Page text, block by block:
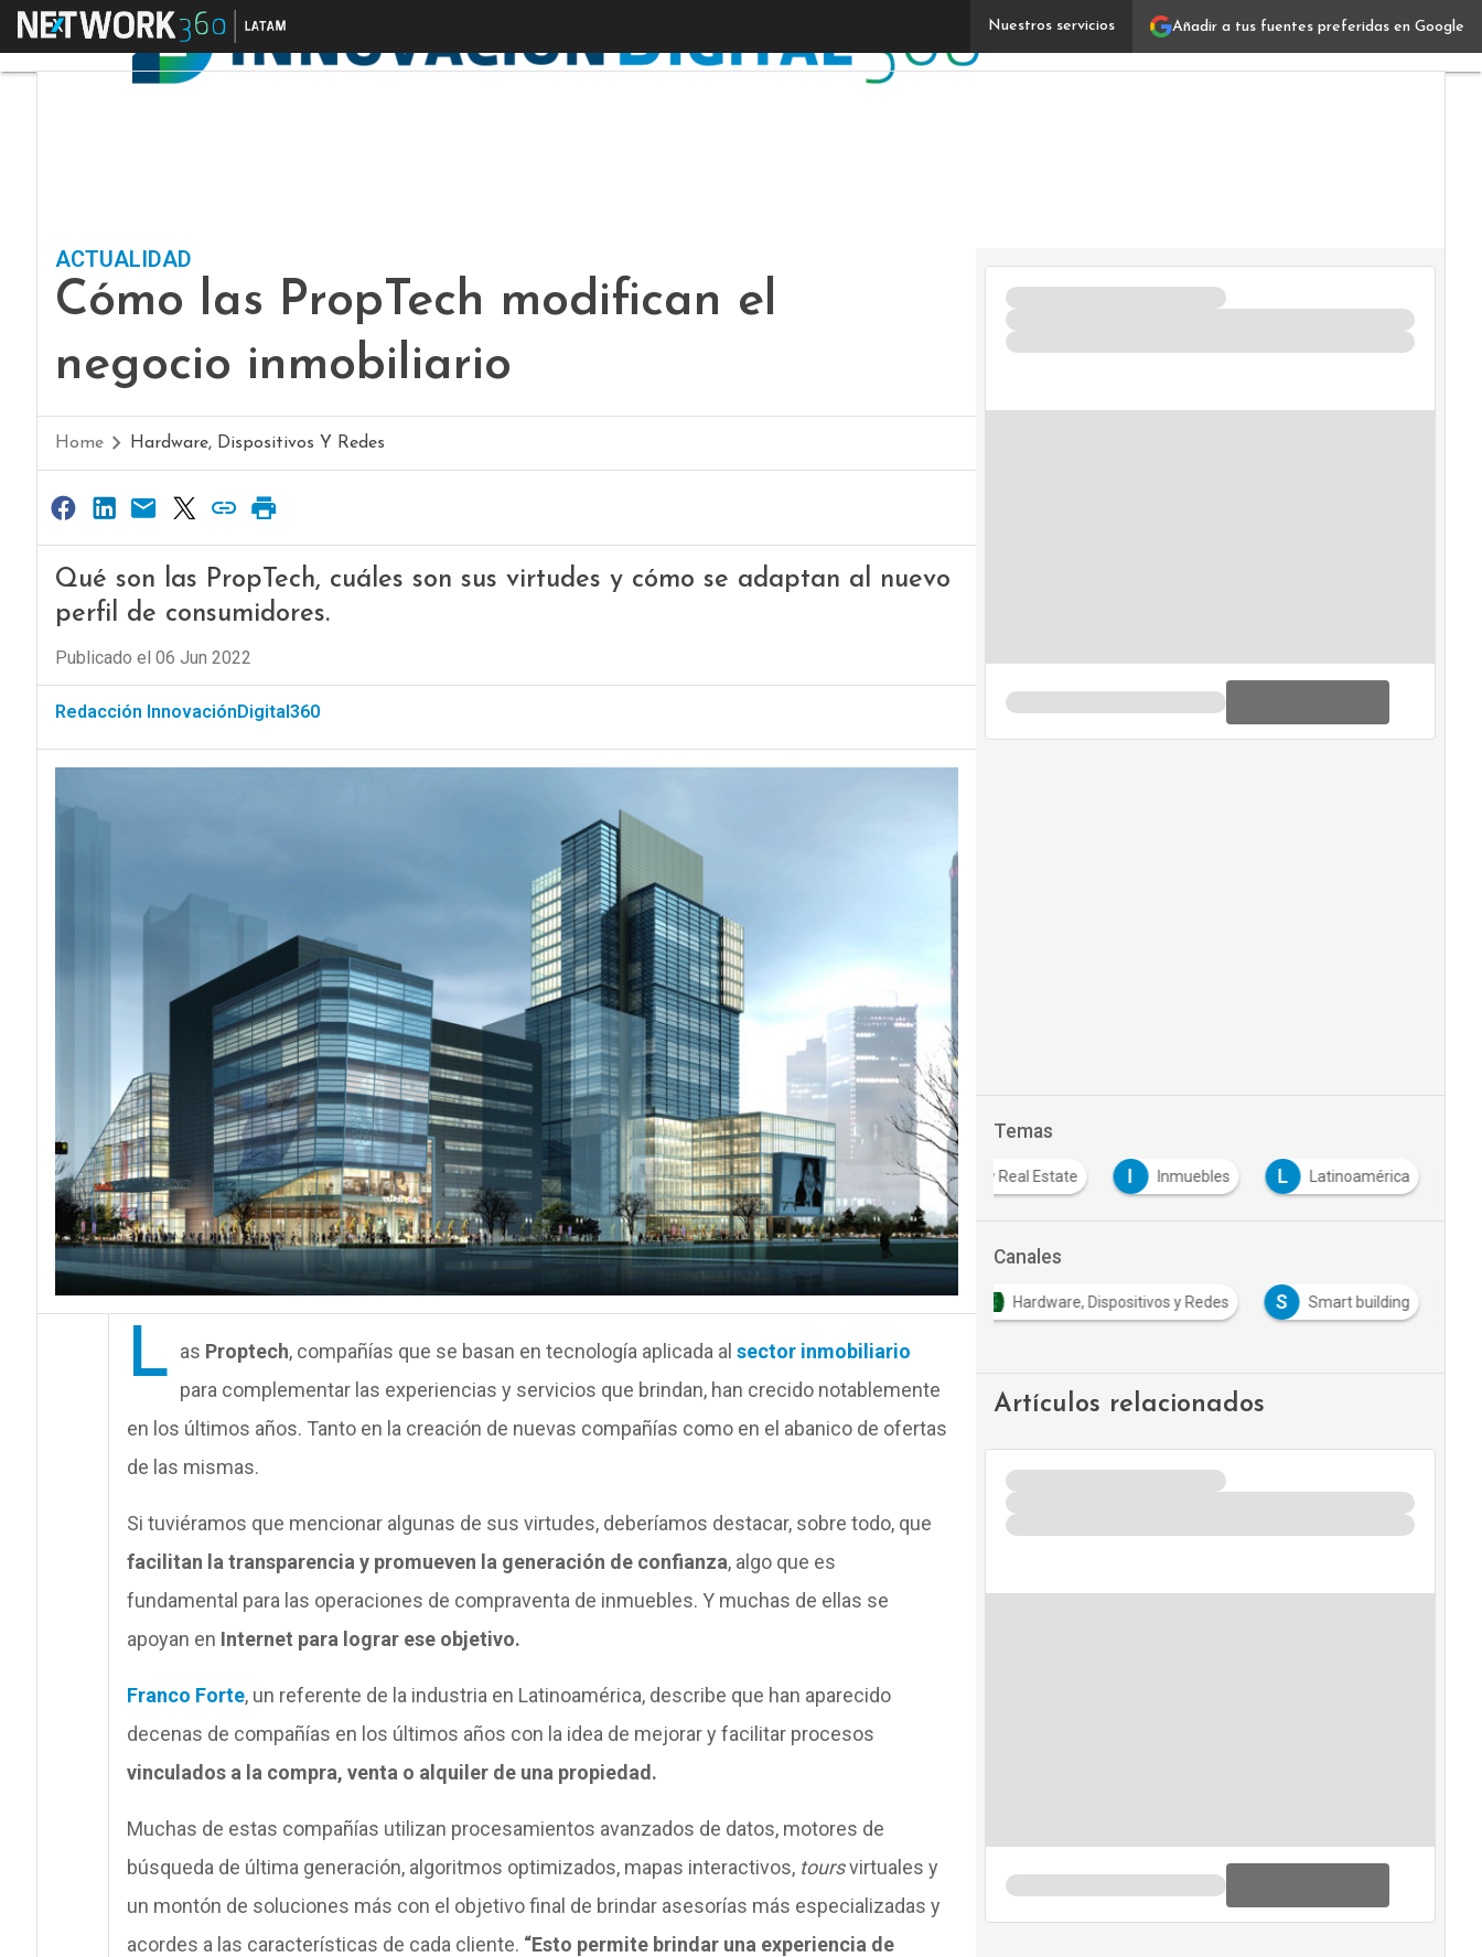
Añadir a tus fuentes preferidas en Google
Nuestros servicios
Menú Cómo las PropTech modifican el negocio inmobiliario
IT
ACTUALIDAD
Cómo las PropTech modifican el
negocio inmobiliario
Home Hardware, Dispositivos Y Redes
Qué son las PropTech, cuáles son sus virtudes y cómo se adaptan al nuevo
perfil de consumidores.
Publicado el 06 Jun 2022
Redacción InnovaciónDigital360
L as Proptech, compañías que se basan en tecnología aplicada al sector inmobiliario
para complementar las experiencias y servicios que brindan, han crecido notablemente
en los últimos años. Tanto en la creación de nuevas compañías como en el abanico de ofertas
de las mismas.
Si tuviéramos que mencionar algunas de sus virtudes, deberíamos destacar, sobre todo, que
facilitan la transparencia y promueven la generación de confianza, algo que es
fundamental para las operaciones de compraventa de inmuebles. Y muchas de ellas se
apoyan en Internet para lograr ese objetivo.
Franco Forte, un referente de la industria en Latinoamérica, describe que han aparecido
decenas de compañías en los últimos años con la idea de mejorar y facilitar procesos
vinculados a la compra, venta o alquiler de una propiedad.
Muchas de estas compañías utilizan procesamientos avanzados de datos, motores de
búsqueda de última generación, algoritmos optimizados, mapas interactivos,toursvirtuales y
un montón de soluciones más con el objetivo final de brindar asesorías más especializadas y
acordes a las características de cada cliente. “Esto permite brindar una experiencia de
Temas
Construcción y Real Estate Inmuebles L Latinoamérica
Canales
Hardware, Dispositivos y Redes S Smart building
Artículos relacionados